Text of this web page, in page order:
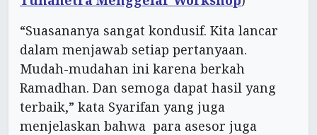
“Suasananya sangat kondusif. Kita lancar
dalam menjawab setiap pertanyaan.
Mudah-mudahan ini karena berkah
Ramadhan. Dan semoga dapat hasil yang
terbaik,” kata Syarifan yang juga
menjelaskan bahwa para asesor juga